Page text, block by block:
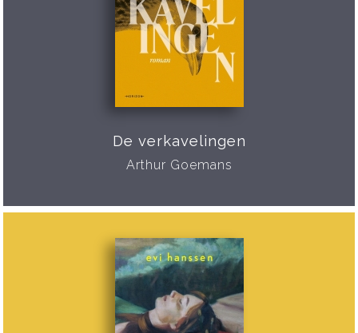
De verkavelingen
Arthur Goemans